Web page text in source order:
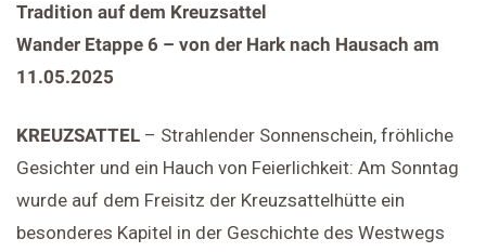
Tradition auf dem Kreuzsattel
Wander Etappe 6 – von der Hark nach Hausach am
11.05.2025
KREUZSATTEL – Strahlender Sonnenschein, fröhliche
Gesichter und ein Hauch von Feierlichkeit: Am Sonntag
wurde auf dem Freisitz der Kreuzsattelhütte ein
besonderes Kapitel in der Geschichte des Westwegs